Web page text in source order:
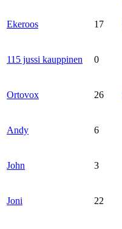
Ekeroos 17
115 jussi kauppinen 0
Ortovox 26
Andy 6
John 3
Joni 22